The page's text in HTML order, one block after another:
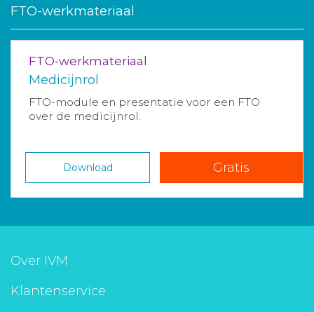
FTO-werkmateriaal
FTO-werkmateriaal
Medicijnrol
FTO-module en presentatie voor een FTO
over de medicijnrol.
Download Gratis
Over IVM
Klantenservice